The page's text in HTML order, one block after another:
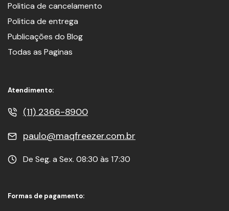
Politica de cancelamento
Politica de entrega
Publicações do Blog
Todas as Paginas
Atendimento:
(11) 2366-8900
paulo@maqfreezer.com.br
De Seg. a Sex. 08:30 às 17:30
Formas de pagamento: